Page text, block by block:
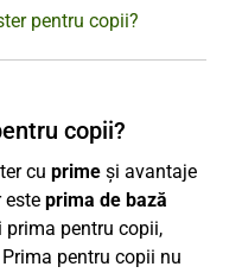
pentru copii?
copii?
cu prime și avantaje
este prima de bază
prima pentru copii,
pentru copii nu